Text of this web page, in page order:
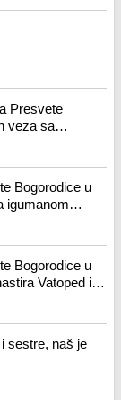
Presvete
veza sa
Bogorodice u
igumanom
Bogorodice u
Vatoped i
sestre, naš je